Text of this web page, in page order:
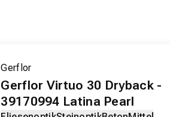
Gerflor
Gerflor Virtuo 30 Dryback -
39170994 Latina Pearl